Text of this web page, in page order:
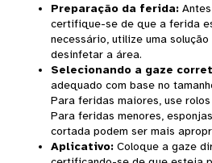
Preparação da ferida:Antes
certifique-se de que a ferida
necessário, utilize uma
desinfetar a área.
Selecionando a gaze
adequado com base no
Para feridas maiores, use
Para feridas menores,
cortada podem ser mais
Aplicativo:Coloque a gaze